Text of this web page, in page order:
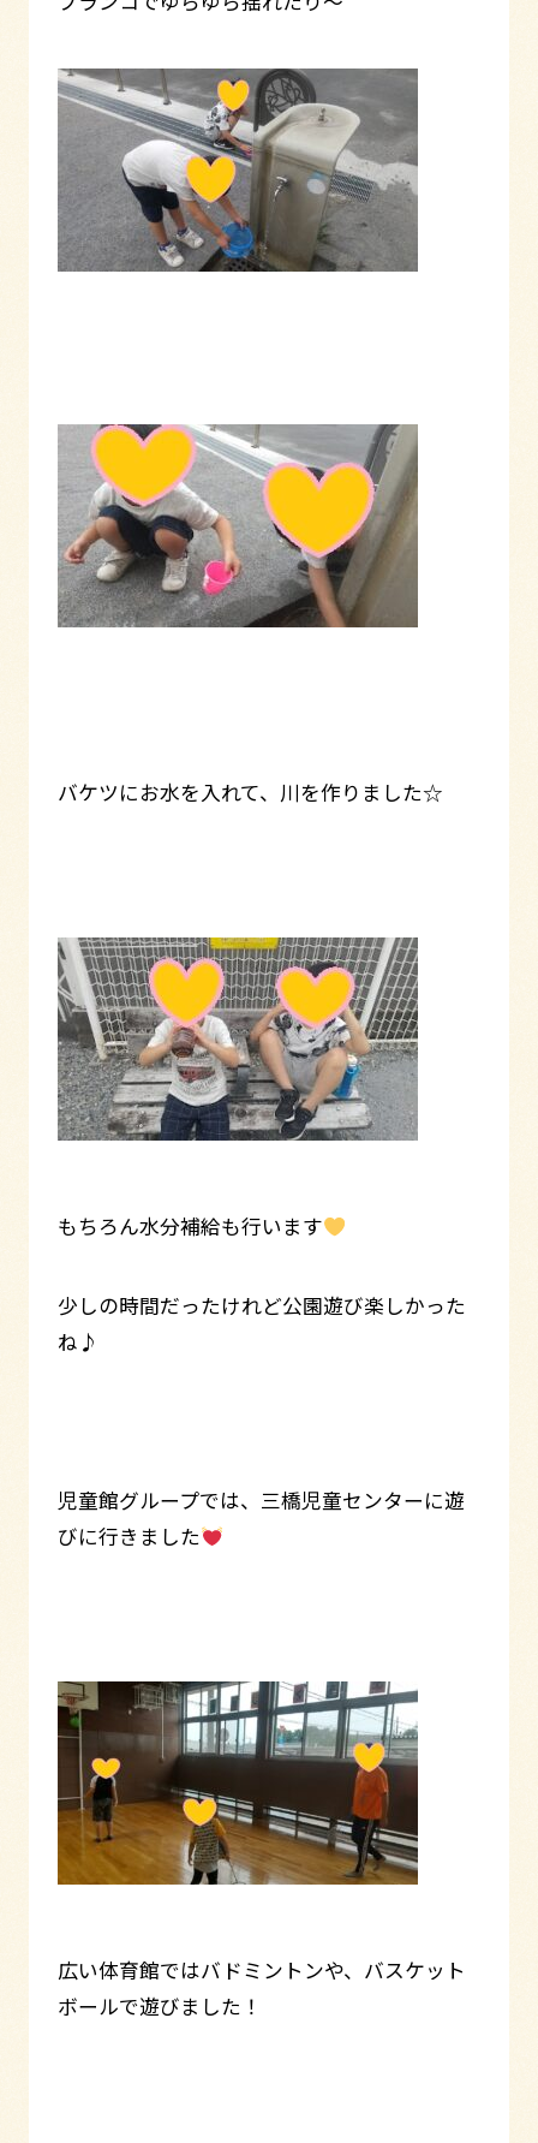
バケツにお水を入れて、川を作りました☆
もちろん水分補給も行います
少しの時間だったけれど公園遊び楽しかった
ね♪
児童館グループでは、三橋児童センターに遊
びに行きました
広い体育館ではバドミントンや、バスケット
ボールで遊びました！